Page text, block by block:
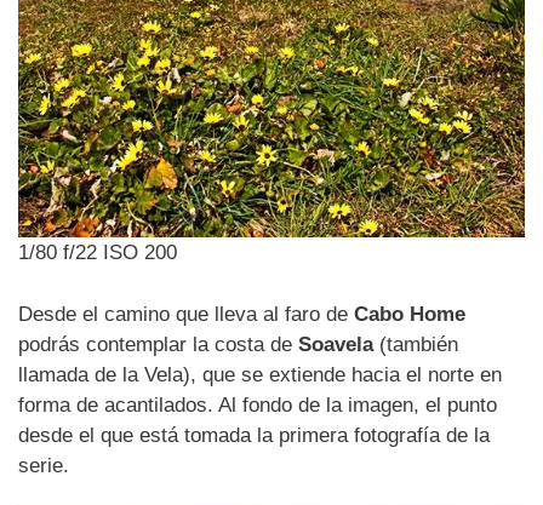
1/80 f/22 ISO 200
Desde el camino que lleva al faro de Cabo Home
podrás contemplar la costa de Soavela(también
llamada de la Vela), que se extiende hacia el norte en
forma de acantilados. Al fondo de la imagen, el punto
desde el que está tomada la primera fotografía de la
serie.